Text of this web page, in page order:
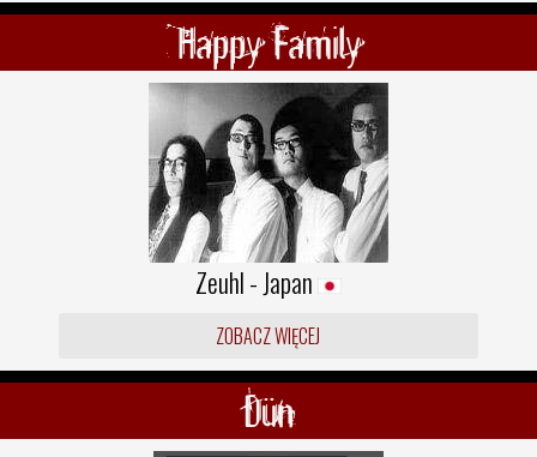
Happy Family
Zeuhl - Japan
ZOBACZ WIĘCEJ
Dün